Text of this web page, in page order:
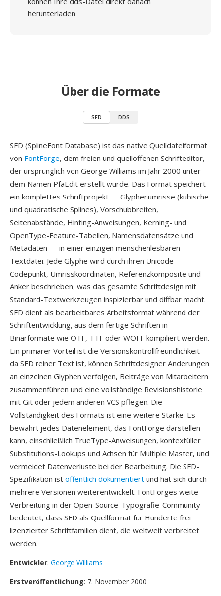
herunterladen
Über die Formate
SFD DDS
SFD (SplineFont Database) ist das native Quelldateiformat
von FontForge, dem freien und quelloffenen Schrifteditor,
der ursprünglich von George Williams im Jahr 2000 unter
dem Namen PfaEdit erstellt wurde. Das Format speichert
ein komplettes Schriftprojekt — Glyphenumrisse (kubische
und quadratische Splines), Vorschubbreiten,
Seitenabstände, Hinting-Anweisungen, Kerning- und
OpenType-Feature-Tabellen, Namensdatensätze und
Metadaten — in einer einzigen menschenlesbaren
Textdatei. Jede Glyphe wird durch ihren Unicode-
Codepunkt, Umrisskoordinaten, Referenzkomposite und
Anker beschrieben, was das gesamte Schriftdesign mit
Standard-Textwerkzeugen inspizierbar und diffbar macht.
SFD dient als bearbeitbares Arbeitsformat während der
Schriftentwicklung, aus dem fertige Schriften in
Binärformate wie OTF, TTF oder WOFF kompiliert werden.
Ein primärer Vorteil ist die Versionskontrollfreundlichkeit —
da SFD reiner Text ist, können Schriftdesigner Änderungen
an einzelnen Glyphen verfolgen, Beiträge von Mitarbeitern
zusammenführen und eine vollständige Revisionshistorie
mit Git oder jedem anderen VCS pflegen. Die
Vollständigkeit des Formats ist eine weitere Stärke: Es
bewahrt jedes Datenelement, das FontForge darstellen
kann, einschließlich TrueType-Anweisungen, kontextüller
Substitutions-Lookups und Achsen für Multiple Master, und
vermeidet Datenverluste bei der Bearbeitung. Die SFD-
Spezifikation ist öffentlich dokumentiert und hat sich durch
mehrere Versionen weiterentwickelt. FontForges weite
Verbreitung in der Open-Source-Typografie-Community
bedeutet, dass SFD als Quellformat für Hunderte frei
lizenzierter Schriftfamilien dient, die weltweit verbreitet
werden.
Entwickler: George Williams
Erstveröffentlichung: 7. November 2000